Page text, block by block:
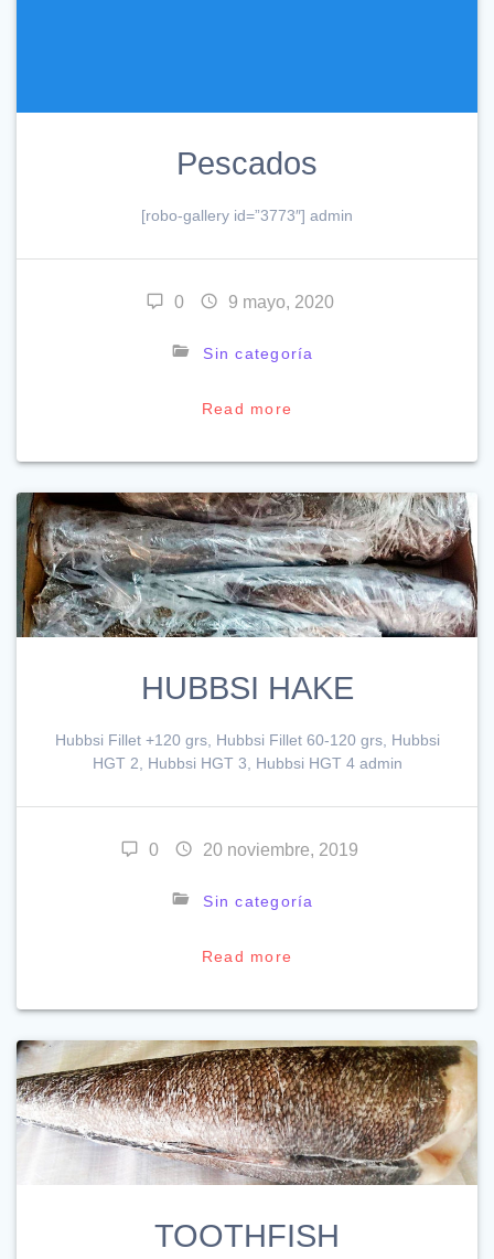
Pescados
[robo-gallery id=”3773″] admin
0 9 mayo, 2020
Sin categoría
Read more
HUBBSI HAKE
Hubbsi Fillet +120 grs, Hubbsi Fillet 60-120 grs, Hubbsi
HGT 2, Hubbsi HGT 3, Hubbsi HGT 4 admin
0 20 noviembre, 2019
Sin categoría
Read more
TOOTHFISH